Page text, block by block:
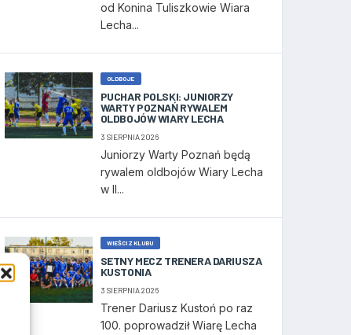
od Konina Tuliszkowie Wiara
Lecha...
OLDBOJE
PUCHAR POLSKI: JUNIORZY
WARTY POZNAŃ RYWALEM
OLDBOJÓW WIARY LECHA
3 SIERPNIA 2026
Juniorzy Warty Poznań będą
rywalem oldbojów Wiary Lecha
w II...
WIEŚCI Z KLUBU
SETNY MECZ TRENERA DARIUSZA
KUSTONIA
3 SIERPNIA 2026
Trener Dariusz Kustoń po raz
100. poprowadził Wiarę Lecha